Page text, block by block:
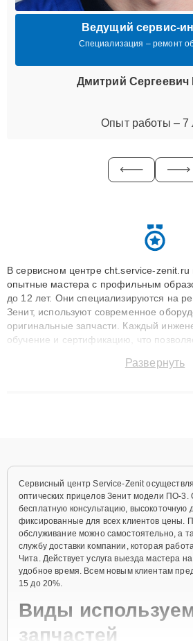
Ведущий сервис-
Специализация – ремонт
Дмитрий Сергеевич
Опыт работы – 7
В сервисном центре cht.service-zenit.ru
опытные мастера с профильным
до 12 лет. Они специализируются на
Зенит, используют современное
оригинальные запчасти. Каждый
обучение и сертификацию, что
сохранением гарантии до 3 лет. Наши
Развернуть
Сервисный центр Service-Zenit
оптических прицелов Зенит модели ПО-3.
бесплатную консультацию, высокоточную
фиксированные для всех клиентов цены.
обслуживание можно самостоятельно, а
службу доставки компании, которая
Чита. Действует услуга выезда мастера
удобное время. Всем новым клиентам
15 до 20%.
Виды
запчастей